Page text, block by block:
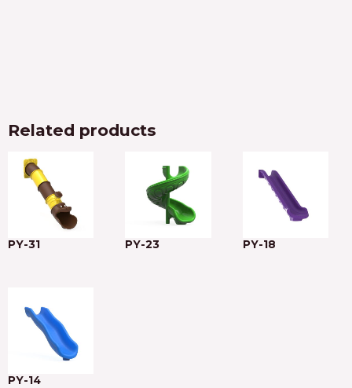
Related products
PY-31 PY-23 PY-18
PY-14